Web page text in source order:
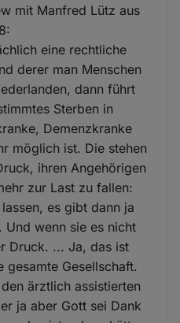
mit Manfred Lütz aus
eine rechtliche
derer man Menschen
dann führt
Sterben in
Demenzkranke
möglich ist. Die stehen
ihren Angehörigen
zur Last zu fallen:
es gibt dann ja
Und wenn sie es nicht
Druck. ... Ja, das ist
Gesellschaft.
ärztlich assistierten
ja aber Gott sei Dank